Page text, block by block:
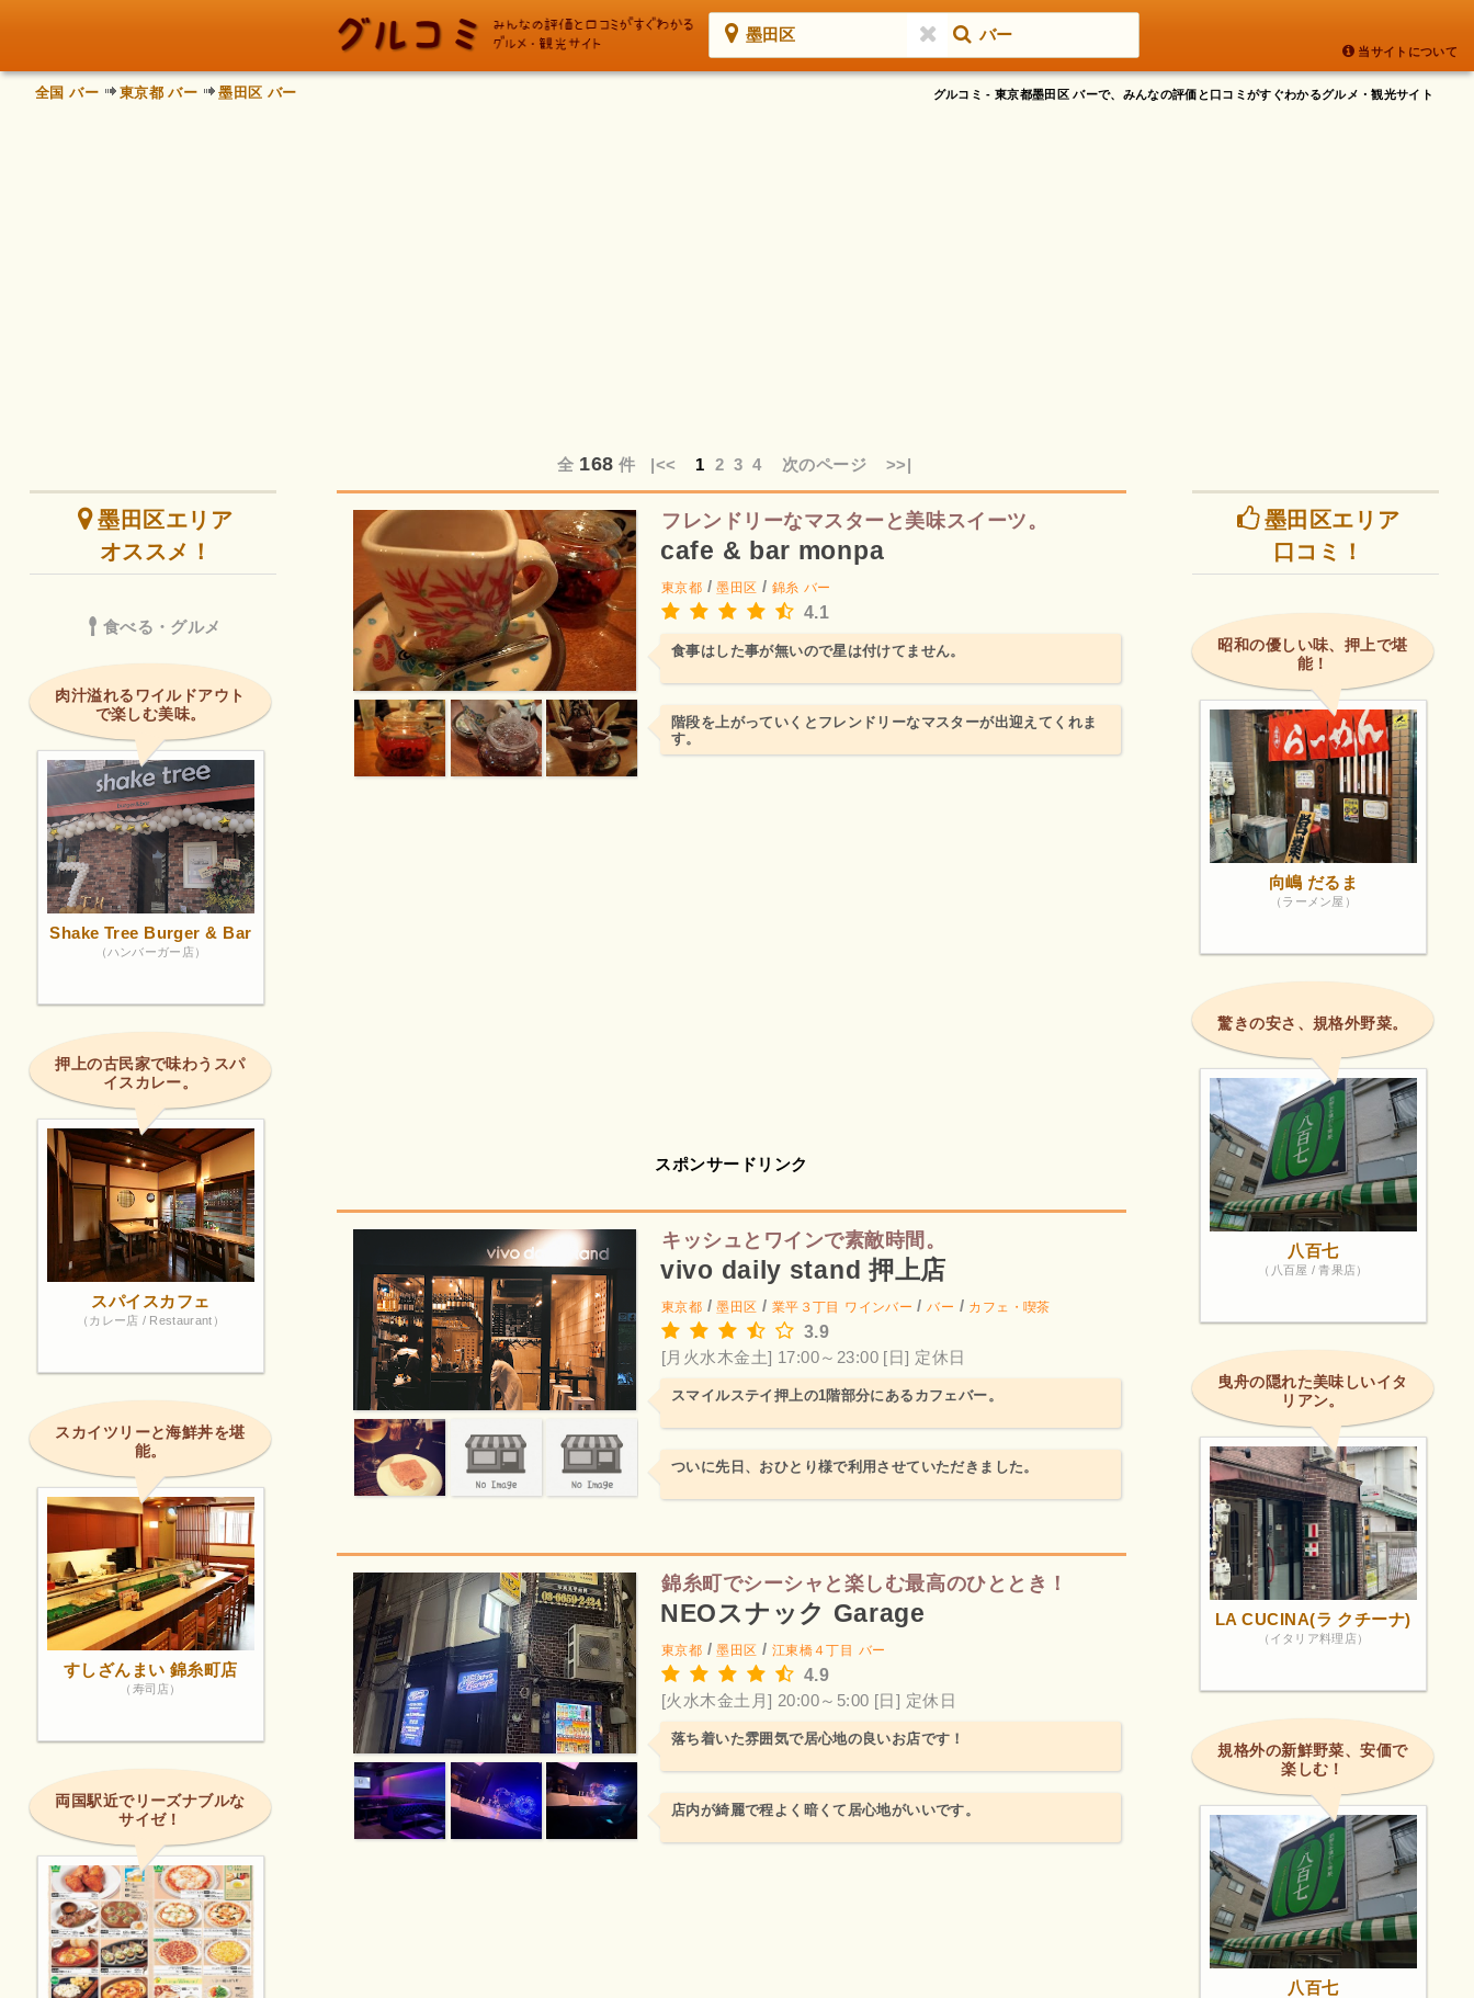
墨田区 バー
当サイトについて
グルコミ - 東京都墨田区 バーで、みんなの評価と口コミがすぐわかるグルメ・観光サイト
全国 バー 東京都 バー 墨田区 バー
全 168 件 |<< 1 2 3 4 次のページ >>|
フレンドリーなマスターと美味スイーツ。
cafe & bar monpa
東京都 /墨田区 / 錦糸 バー
4.1
食事はした事が無いので星は付けてません。
階段を上がっていくとフレンドリーなマスターが出迎えてくれま
す。
スポンサードリンク
キッシュとワインで素敵時間。
vivo daily stand 押上店
東京都 /墨田区 / 業平３丁目 ワインバー /バー / カフェ・喫茶
3.9
[月火水木金土] 17:00～23:00 [日] 定休日
スマイルステイ押上の1階部分にあるカフェバー。
ついに先日、おひとり様で利用させていただきました。
錦糸町でシーシャと楽しむ最高のひととき！
NEOスナック Garage
東京都 /墨田区 / 江東橋４丁目 バー
4.9
[火水木金土月] 20:00～5:00 [日] 定休日
落ち着いた雰囲気で居心地の良いお店です！
店内が綺麗で程よく暗くて居心地がいいです。
墨田区エリア
オススメ！
食べる・グルメ
肉汁溢れるワイルドアウト
で楽しむ美味。
Shake Tree Burger & Bar
（ハンバーガー店）
押上の古民家で味わうスパ
イスカレー。
スパイスカフェ
（カレー店 / Restaurant）
スカイツリーと海鮮丼を堪
能。
すしざんまい 錦糸町店
（寿司店）
両国駅近でリーズナブルな
サイゼ！
墨田区エリア
口コミ！
昭和の優しい味、押上で堪
能！
向嶋 だるま
（ラーメン屋）
驚きの安さ、規格外野菜。
八百七
（八百屋 / 青果店）
曳舟の隠れた美味しいイタ
リアン。
LA CUCINA(ラ クチーナ)
（イタリア料理店）
規格外の新鮮野菜、安価で
楽しむ！
八百七